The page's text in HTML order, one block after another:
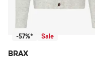
-57%* Sale
BRAX